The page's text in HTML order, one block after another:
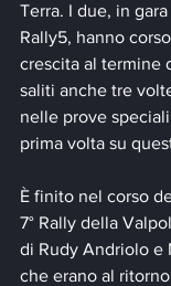
Terra. I due, in
Rally5, hanno
crescita al termine
saliti anche tre
nelle prove
prima volta su
È finito nel corso
7° Rally della
di Rudy Andriolo e
che erano al